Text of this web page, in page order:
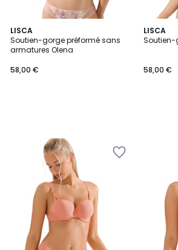
LISCA
Soutien-gorge préformé sans
armatures Olena
58,00 €
LISCA
Soutien-
58,00 €